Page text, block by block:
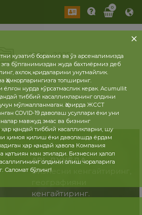
0
2026 2025
APL ДУНЁДА
Бизнесни кенгайтиринг,
кенгайтиринг.
кузатиб борамиз ва ўз арсеналимизда
эга бўлганимиздан жуда бахтиёрмиз деб
ахлоқ қоидаларини унутмайлик.
Ҳамкорларингизга топширинг.
нурда кўрсатмаслик керак. Acumullit
тиббий касалликларнинг олдини
мўлжалланмаган. Ҳозирда ЖССТ
COVID-19 даволаш усуллари ёки уни
мавжуд эмас ва бизнинг
ҳар қандай тиббий касалликларни, шу
ҳимоя қилиш ёки даволашда ёрдам
ҳар қандай ҳавола Компания
қатъиян ман этилади. Бизнесни ҳалол
олдини олиш чораларига
Саломат бўлинг!